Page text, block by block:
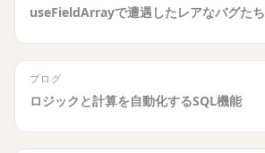
useFieldArrayで遭遇したレアなバグたち
ブログ
ロジックと計算を自動化するSQL機能